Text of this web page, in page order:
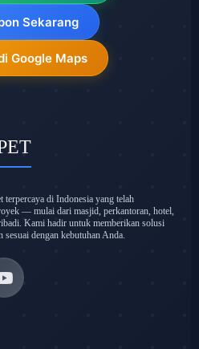
Sekarang
Google Maps
di Indonesia yang telah
— mulai dari masjid, perkantoran, hotel,
Kami hadir untuk memberikan solusi
dengan kebutuhan Anda.